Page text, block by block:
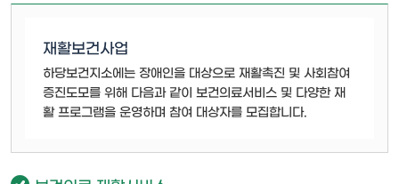
재활보건사업
하당보건지소에는 장애인을 대상으로 재활촉진 및 사회참여
증진도모를 위해 다음과 같이 보건의료서비스 및 다양한 재
활 프로그램을 운영하며 참여 대상자를 모집합니다.